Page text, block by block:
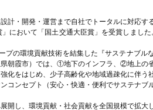
計・開発・運営まで自社でトータルに対応す
において「国土交通大臣賞」を受賞しまし
プの環境貢献技術を結集した『サステナブル
県朝霞市）では、①地下のインフラ、②地上
化をはじめ、少子高齢化や地域過疎化に伴う
コンセプト（安心・快適・便利でサステナブ
開し、環境貢献・社会貢献を全国規模で拡大